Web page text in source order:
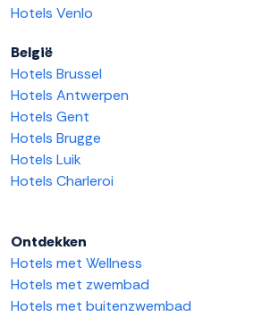
Hotels Venlo
België
Hotels Brussel
Hotels Antwerpen
Hotels Gent
Hotels Brugge
Hotels Luik
Hotels Charleroi
Ontdekken
Hotels met Wellness
Hotels met zwembad
Hotels met buitenzwembad